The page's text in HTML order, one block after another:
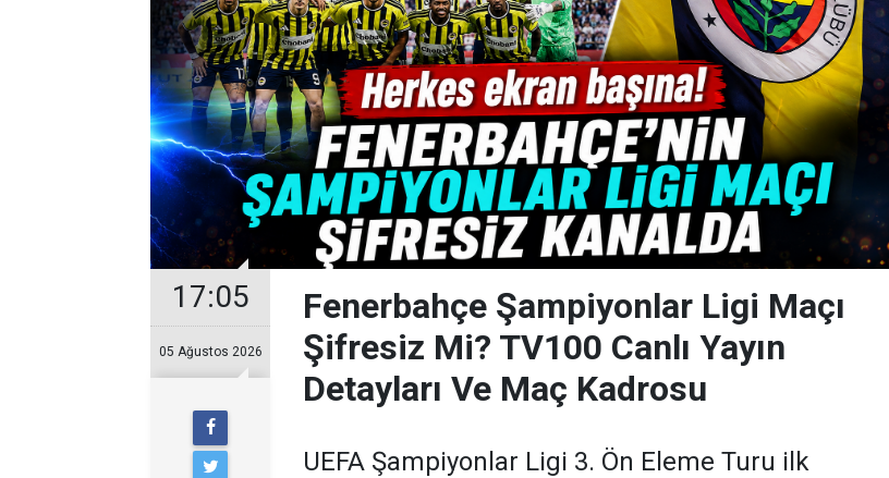
17:05
05 Ağustos 2026
Fenerbahçe Şampiyonlar Ligi Maçı
Şifresiz Mi? TV100 Canlı Yayın
Detayları Ve Maç Kadrosu
UEFA Şampiyonlar Ligi 3. Ön Eleme Turu ilk